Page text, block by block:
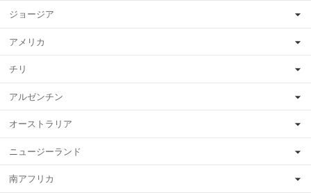
ジョージア
アメリカ
チリ
アルゼンチン
オーストラリア
ニュージーランド
南アフリカ